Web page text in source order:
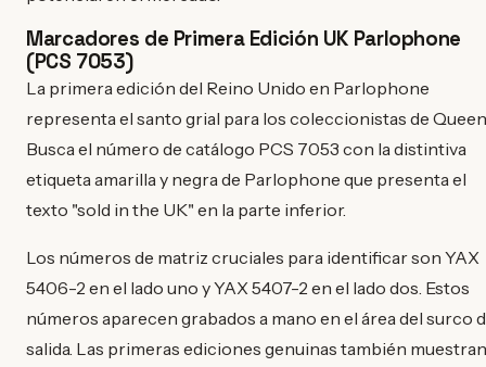
Marcadores de Primera Edición UK Parlophone
(PCS 7053)
La primera edición del Reino Unido en Parlophone
representa el santo grial para los coleccionistas de
Busca el número de catálogo PCS 7053 con la distintiva
etiqueta amarilla y negra de Parlophone que presenta el
texto "sold in the UK" en la parte inferior.
Los números de matriz cruciales para identificar son YAX
5406-2 en el lado uno y YAX 5407-2 en el lado dos. Estos
números aparecen grabados a mano en el área del surco
salida. Las primeras ediciones genuinas también